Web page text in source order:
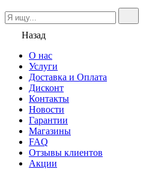
Назад
О нас
Услуги
Доставка и Оплата
Дисконт
Контакты
Новости
Гарантии
Магазины
FAQ
Отзывы клиентов
Акции